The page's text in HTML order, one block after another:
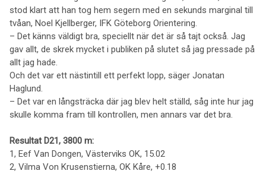
stod klart att han tog hem segern med en sekunds marginal till
tvåan, Noel Kjellberger, IFK Göteborg Orientering.
– Det känns väldigt bra, speciellt när det är så tajt också. Jag
gav allt, de skrek mycket i publiken på slutet så jag pressade på
allt jag hade.
Och det var ett nästintill ett perfekt lopp, säger Jonatan
Haglund.
– Det var en långsträcka där jag blev helt ställd, såg inte hur jag
skulle komma fram till kontrollen, men annars var det bra.
Resultat D21, 3800 m:
1, Eef Van Dongen, Västerviks OK, 15.02
2, Vilma Von Krusenstierna, OK Kåre, +0.18